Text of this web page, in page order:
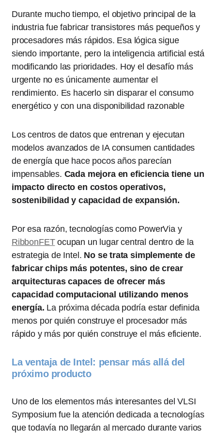
Durante mucho tiempo, el objetivo principal de la
industria fue fabricar transistores más pequeños y
procesadores más rápidos. Esa lógica sigue
siendo importante, pero la inteligencia artificial está
modificando las prioridades. Hoy el desafío más
urgente no es únicamente aumentar el
rendimiento. Es hacerlo sin disparar el consumo
energético y con una disponibilidad razonable
Los centros de datos que entrenan y ejecutan
modelos avanzados de IA consumen cantidades
de energía que hace pocos años parecían
impensables. Cada mejora en eficiencia tiene un
impacto directo en costos operativos,
sostenibilidad y capacidad de expansión.
Por esa razón, tecnologías como PowerVia y
RibbonFETocupan un lugar central dentro de la
estrategia de Intel. No se trata simplemente de
fabricar chips más potentes, sino de crear
arquitecturas capaces de ofrecer más
capacidad computacional utilizando menos
energía. La próxima década podría estar definida
menos por quién construye el procesador más
rápido y más por quién construye el más eficiente.
La ventaja de Intel: pensar más allá del
próximo producto
Uno de los elementos más interesantes del VLSI
Symposium fue la atención dedicada a tecnologías
que todavía no llegarán al mercado durante varios